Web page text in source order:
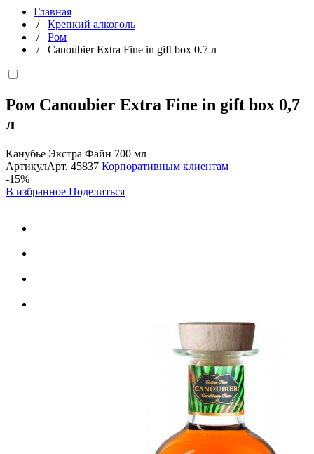
Главная
/ Крепкий алкоголь
/ Ром
/ Canoubier Extra Fine in gift box 0.7 л
Ром Canoubier Extra Fine in gift box 0,7
л
Канубье Экстра Файн 700 мл
АртикулАрт. 45837 Корпоративным клиентам
-15%
В избранное Поделиться